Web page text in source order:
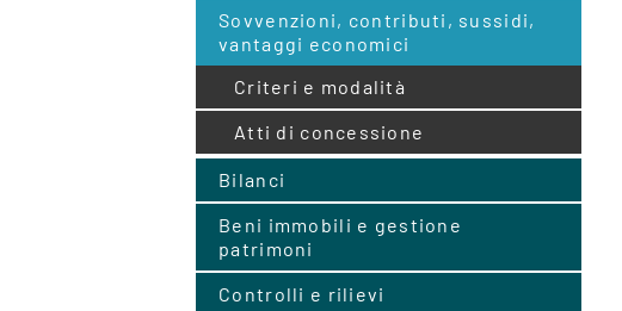
Sovvenzioni, contributi, sussidi,
vantaggi economici
Criteri e modalità
Atti di concessione
Bilanci
Beni immobili e gestione
patrimoni
Controlli e rilievi